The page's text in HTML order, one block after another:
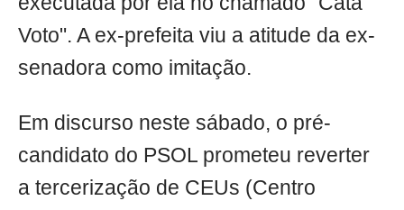
Voto". A ex-prefeita viu a atitude da ex-
senadora como imitação.
Em discurso neste sábado, o pré-
candidato do PSOL prometeu reverter
a tercerização de CEUs (Centro